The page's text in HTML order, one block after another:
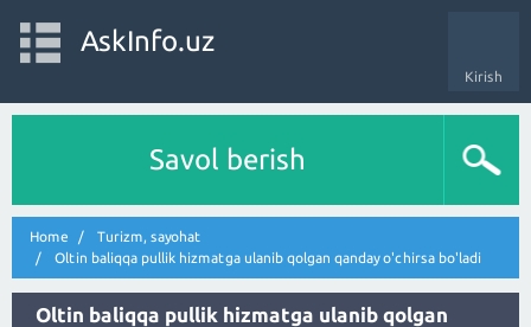
Kirish
AskInfo.uz
Savol berish
Home
Turizm, sayohat
Oltin baliqqa pullik hizmatga ulanib qolgan qanday o'chirsa bo'ladi
Oltin baliqqa pullik hizmatga ulanib qolgan